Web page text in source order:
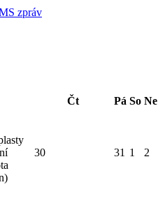
zpráv
Čt Pá So Ne
30 31 1 2